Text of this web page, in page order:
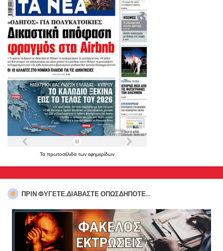
Τα πρωτοσέλιδα των εφημερίδων
ΠΡΊΝ ΦΎΓΕΤΕ,ΔΙΑΒΆΣΤΕ ΟΠΩΣΔΉΠΟΤΕ...